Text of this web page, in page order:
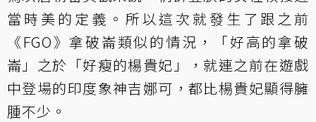
當時美的定義。所以這次就發生了跟之前
《FGO》拿破崙類似的情況，「好高的拿破
崙」之於「好瘦的楊貴妃」，就連之前在遊戲
中登場的印度象神吉娜可，都比楊貴妃顯得臃
腫不少。